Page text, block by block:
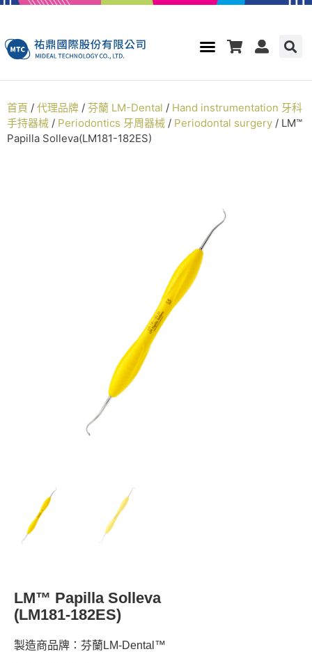
首頁 / 代理品牌 / 芬蘭 LM-Dental / Hand instrumentation 牙科
手持器械 / Periodontics 牙周器械 / Periodontal surgery / LM™
Papilla Solleva(LM181-182ES)
LM™ Papilla Solleva
(LM181-182ES)
製造商品牌：芬蘭LM-Dental™